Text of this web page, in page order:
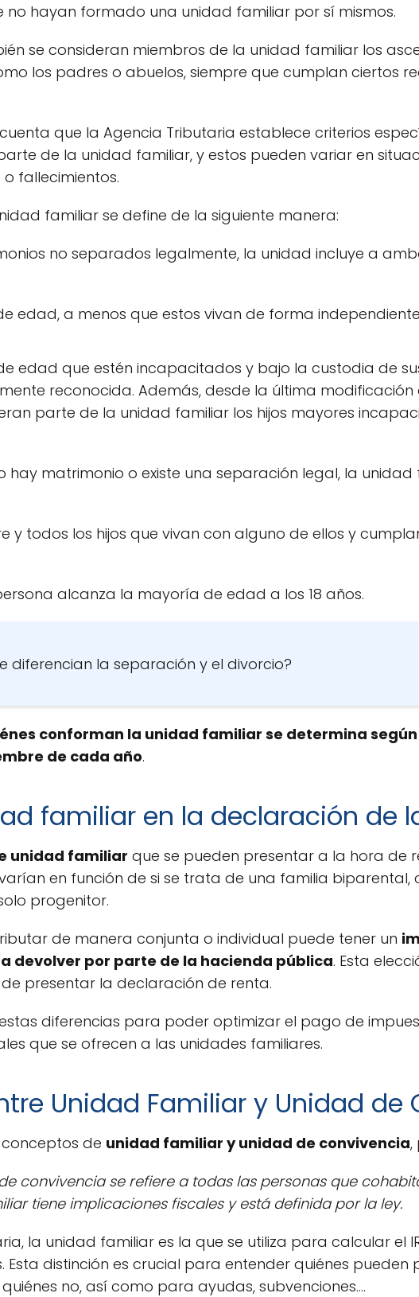
no hayan formado una unidad familiar por sí mismos.
se consideran miembros de la unidad familiar los
los padres o abuelos, siempre que cumplan ciertos
que la Agencia Tributaria establece criterios
de la unidad familiar, y estos pueden variar en
fallecimientos.
familiar se define de la siguiente manera:
no separados legalmente, la unidad incluye a
edad, a menos que estos vivan de forma
edad que estén incapacitados y bajo la custodia de
reconocida. Además, desde la última modificación
parte de la unidad familiar los hijos mayores
hay matrimonio o existe una separación legal, la unidad
y todos los hijos que vivan con alguno de ellos y
alcanza la mayoría de edad a los 18 años.
diferencian la separación y el divorcio?
conforman la unidad familiar se determina
de cada año.
familiar en la declaración de
unidad familiar que se pueden presentar a la hora de
en función de si se trata de una familia biparental,
progenitor.
de manera conjunta o individual puede tener un
devolver por parte de la hacienda pública. Esta
presentar la declaración de renta.
diferencias para poder optimizar el pago de
que se ofrecen a las unidades familiares.
Unidad Familiar y Unidad de
de unidad familiar y unidad de convivencia,
convivencia se refiere a todas las personas que
tiene implicaciones fiscales y está definida por la ley.
la unidad familiar es la que se utiliza para calcular el
distinción es crucial para entender quiénes pueden
no, así como para ayudas, subvenciones....